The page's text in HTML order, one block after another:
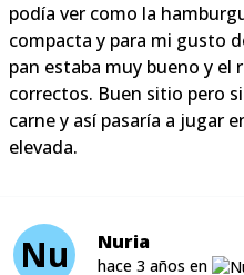
podía ver como la
compacta y para mi gusto
pan estaba muy bueno y
correctos. Buen sitio pero
carne y así pasaría a jugar
elevada.
Nu Nuria
hace 3 años en